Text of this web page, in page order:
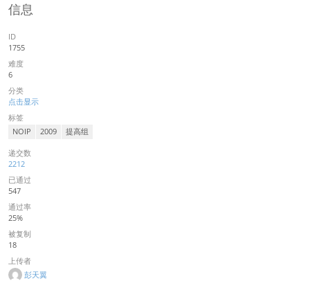
信息
ID
1755
难度
6
分类
点击显示
标签
NOIP 2009 提高组
递交数
2212
已通过
547
通过率
25%
被复制
18
上传者
彭天翼